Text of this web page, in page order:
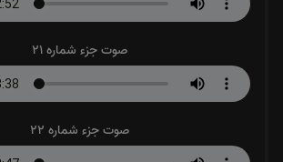
صوت جزء شماره 21
صوت جزء شماره 22